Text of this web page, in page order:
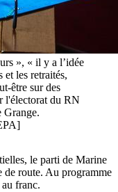
», « il y a l’idée
et les retraités,
être sur des
l'électorat du RN
Grange.
le parti de Marine
route. Au programme
franc.